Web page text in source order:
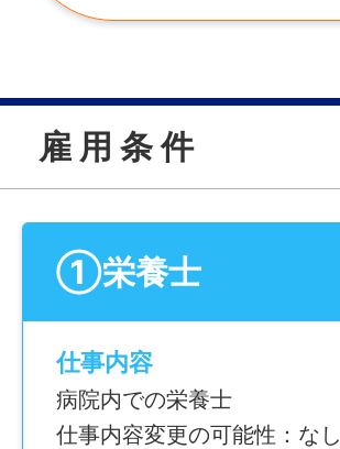
雇 用 条 件
①栄養士
仕事内容
病院内での栄養士
仕事内容変更の可能性：なし